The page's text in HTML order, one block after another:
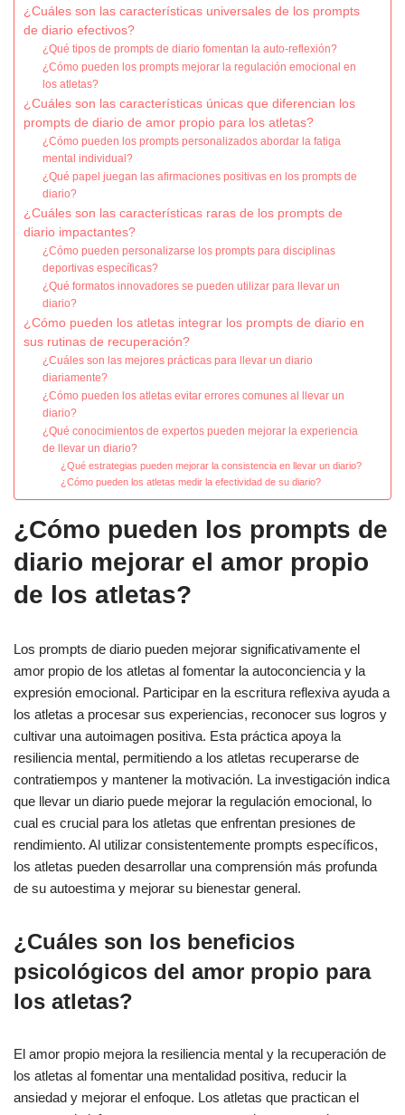
¿Cuáles son las características universales de los prompts
de diario efectivos?
¿Qué tipos de prompts de diario fomentan la auto-reflexión?
¿Cómo pueden los prompts mejorar la regulación emocional en
los atletas?
¿Cuáles son las características únicas que diferencian los
prompts de diario de amor propio para los atletas?
¿Cómo pueden los prompts personalizados abordar la fatiga
mental individual?
¿Qué papel juegan las afirmaciones positivas en los prompts de
diario?
¿Cuáles son las características raras de los prompts de
diario impactantes?
¿Cómo pueden personalizarse los prompts para disciplinas
deportivas específicas?
¿Qué formatos innovadores se pueden utilizar para llevar un
diario?
¿Cómo pueden los atletas integrar los prompts de diario en
sus rutinas de recuperación?
¿Cuáles son las mejores prácticas para llevar un diario
diariamente?
¿Cómo pueden los atletas evitar errores comunes al llevar un
diario?
¿Qué conocimientos de expertos pueden mejorar la experiencia
de llevar un diario?
¿Qué estrategias pueden mejorar la consistencia en llevar un diario?
¿Cómo pueden los atletas medir la efectividad de su diario?
¿Cómo pueden los prompts de
diario mejorar el amor propio
de los atletas?
Los prompts de diario pueden mejorar significativamente el
amor propio de los atletas al fomentar la autoconciencia y la
expresión emocional. Participar en la escritura reflexiva ayuda a
los atletas a procesar sus experiencias, reconocer sus logros y
cultivar una autoimagen positiva. Esta práctica apoya la
resiliencia mental, permitiendo a los atletas recuperarse de
contratiempos y mantener la motivación. La investigación indica
que llevar un diario puede mejorar la regulación emocional, lo
cual es crucial para los atletas que enfrentan presiones de
rendimiento. Al utilizar consistentemente prompts específicos,
los atletas pueden desarrollar una comprensión más profunda
de su autoestima y mejorar su bienestar general.
¿Cuáles son los beneficios
psicológicos del amor propio para
los atletas?
El amor propio mejora la resiliencia mental y la recuperación de
los atletas al fomentar una mentalidad positiva, reducir la
ansiedad y mejorar el enfoque. Los atletas que practican el